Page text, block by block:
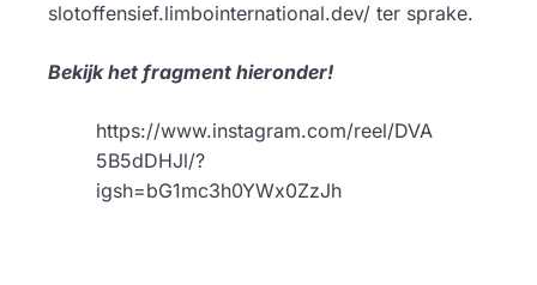
slotoffensief.limbointernational.dev/ ter sprake.
Bekijk het fragment hieronder!
https://www.instagram.com/reel/DVA
5B5dDHJl/?
igsh=bG1mc3h0YWx0ZzJh